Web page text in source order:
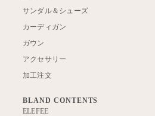
サンダル＆シューズ
カーディガン
ガウン
アクセサリー
加工注文
BLAND CONTENTS
ELEFEE